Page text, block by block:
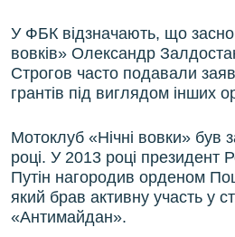
У ФБК відзначають, що
вовків» Олександр
Строгов часто подавали
грантів під виглядом інших
Мотоклуб «Нічні вовки» був
році. У 2013 році президент
Путін нагородив орденом
який брав активну участь у
«Антимайдан».